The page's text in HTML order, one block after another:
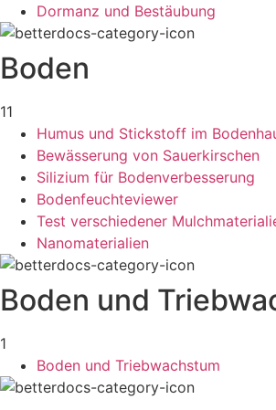
Dormanz und Bestäubung
Boden
11
Humus und Stickstoff im
Bewässerung von Sauerkirschen
Silizium für Bodenverbesserung
Bodenfeuchteviewer
Test verschiedener
Nanomaterialien
Boden und
1
Boden und Triebwachstum